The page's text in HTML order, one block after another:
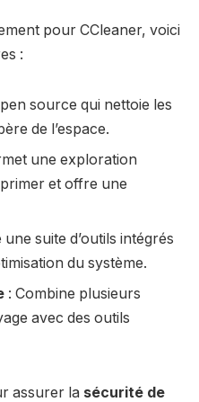
pour CCleaner, voici
:
source qui nettoie les
de l’espace.
une exploration
et offre une
une suite d’outils intégrés
du système.
: Combine plusieurs
avec des outils
assurer la sécurité de